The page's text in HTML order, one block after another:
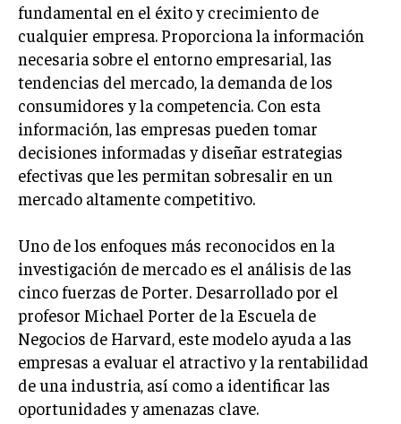
LIFESTYLE
MARKETING
ESTRATEGIAS DE MARKETING
AGENCIAS DE POSICIONAMIENTO WEB SEO
VENTA DE ENLACES
MARKETING DIGITAL
PUBLICIDAD
VENTAS Y PERSUASIÓN
fundamental en el éxito y crecimiento de
cualquier empresa. Proporciona la información
necesaria sobre el entorno empresarial, las
tendencias del mercado, la demanda de los
consumidores y la competencia. Con esta
información, las empresas pueden tomar
decisiones informadas y diseñar estrategias
efectivas que les permitan sobresalir en un
mercado altamente competitivo.
Uno de los enfoques más reconocidos en la
investigación de mercado es el análisis de las
cinco fuerzas de Porter. Desarrollado por el
profesor Michael Porter de la Escuela de
Negocios de Harvard, este modelo ayuda a las
empresas a evaluar el atractivo y la rentabilidad
de una industria, así como a identificar las
oportunidades y amenazas clave.